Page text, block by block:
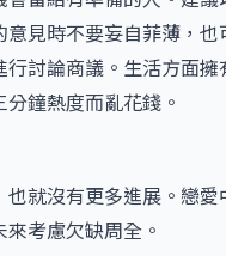
意見時不要妄自菲薄，也
行討論商議。生活方面
鐘熱度而亂花錢。
也就沒有更多進展。戀
考慮欠缺周全。